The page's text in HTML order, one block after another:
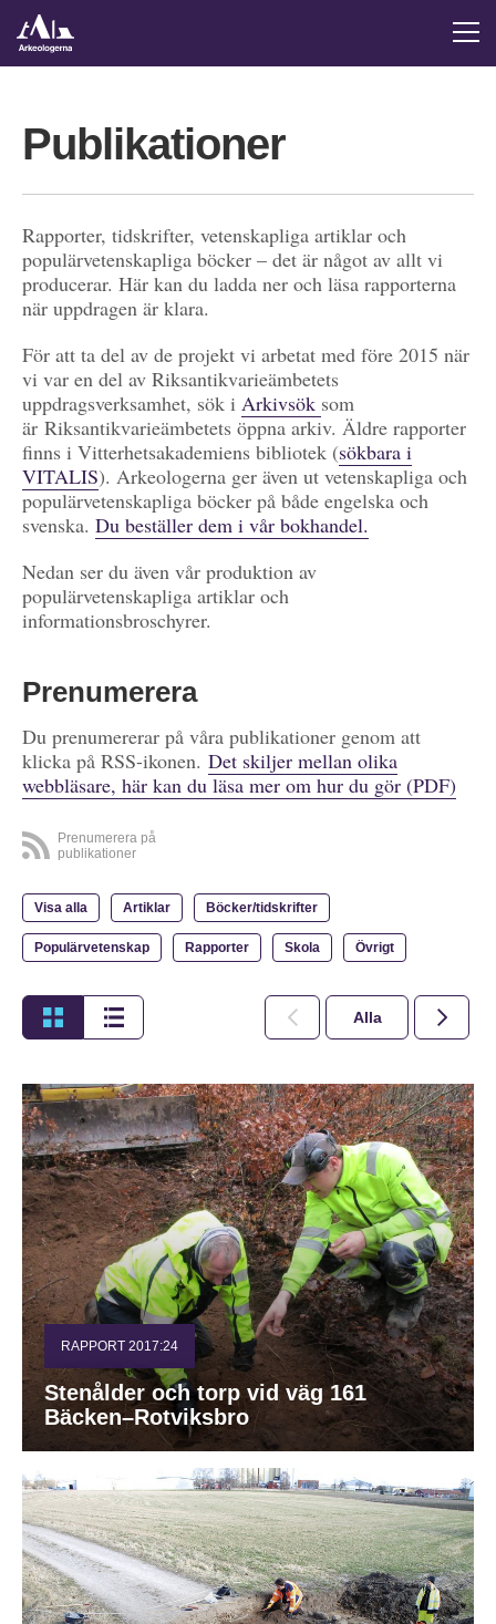
Publikationer
Rapporter, tidskrifter, vetenskapliga artiklar och
populärvetenskapliga böcker – det är något av allt vi
producerar. Här kan du ladda ner och läsa rapporterna
när uppdragen är klara.
För att ta del av de projekt vi arbetat med före 2015 när
vi var en del av Riksantikvarieämbetets
uppdragsverksamhet, sök i Arkivsök som
är Riksantikvarieämbetets öppna arkiv. Äldre rapporter
finns i Vitterhetsakademiens bibliotek (sökbara i
VITALIS). Arkeologerna ger även ut vetenskapliga och
populärvetenskapliga böcker på både engelska och
svenska. Du beställer dem i vår bokhandel.
Nedan ser du även vår produktion av
populärvetenskapliga artiklar och
informationsbroschyrer.
Prenumerera
Du prenumererar på våra publikationer genom att
klicka på RSS-ikonen. Det skiljer mellan olika
webbläsare, här kan du läsa mer om hur du gör (PDF)
Prenumerera på
publikationer
Visa alla Artiklar Böcker/tidskrifter
Populärvetenskap Rapporter Skola Övrigt
Alla 2026
RAPPORT 2017:24
Stenålder och torp vid väg 161
Bäcken–Rotviksbro